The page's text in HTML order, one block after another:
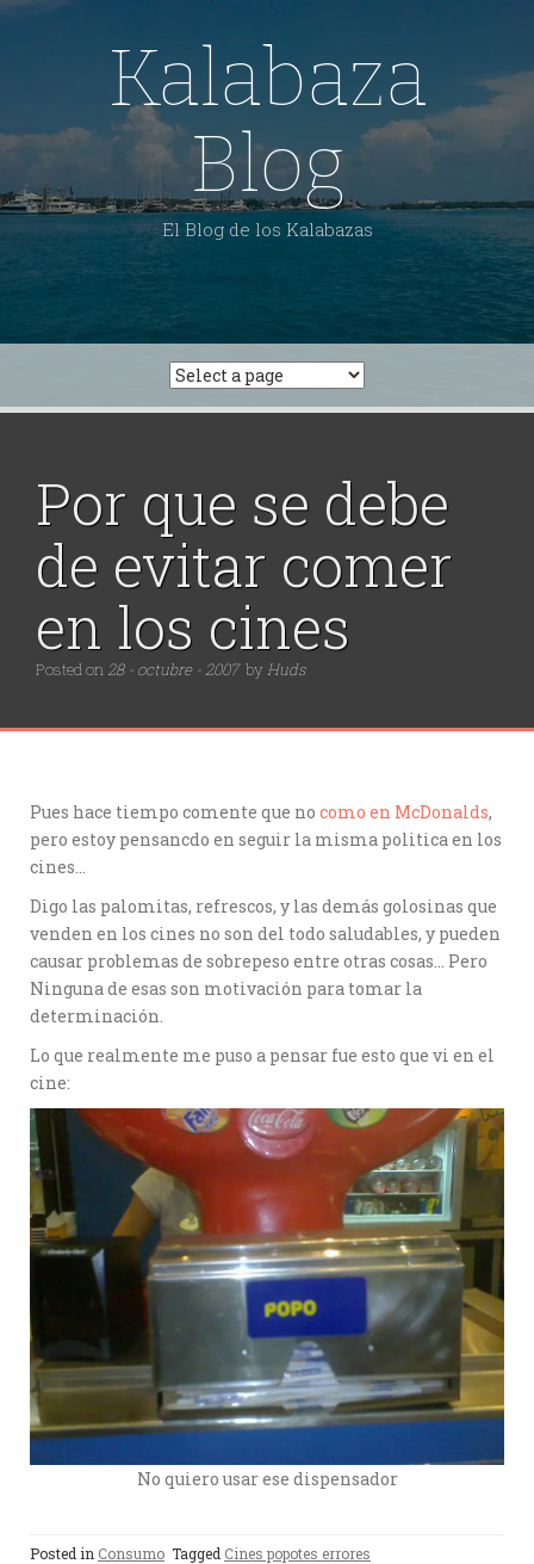
Skip
Kalabaza
Blog
El Blog de los Kalabazas
Por que se debe
de evitar comer
en los cines
Posted on 28 - octubre - 2007 by Huds
Pues hace tiempo comente que no como en McDonalds,
pero estoy pensancdo en seguir la misma politica en los
cines…
Digo las palomitas, refrescos, y las demás golosinas que
venden en los cines no son del todo saludables, y pueden
causar problemas de sobrepeso entre otras cosas… Pero
Ninguna de esas son motivación para tomar la
determinación.
Lo que realmente me puso a pensar fue esto que vi en el
cine:
No quiero usar ese dispensador
Posted in Consumo Tagged Cines popotes errores